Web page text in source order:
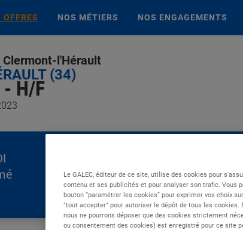
OFFRES NOS MÉTIERS NOS ENGAGEMENTS
- H/F (34)
Clermont-l'Hérault
Le GALEC, éditeur de ce site, utilise des cookies pour
contenu et ses publicités et pour analyser son trafic. Vous
bouton “paramétrer les cookies” pour exprimer vos choix
"tout accepter" pour autoriser le dépôt de tous les cookies.
nous ne pourrons déposer que des cookies strictement
ou consentement des cookies) est enregistré pour ce site